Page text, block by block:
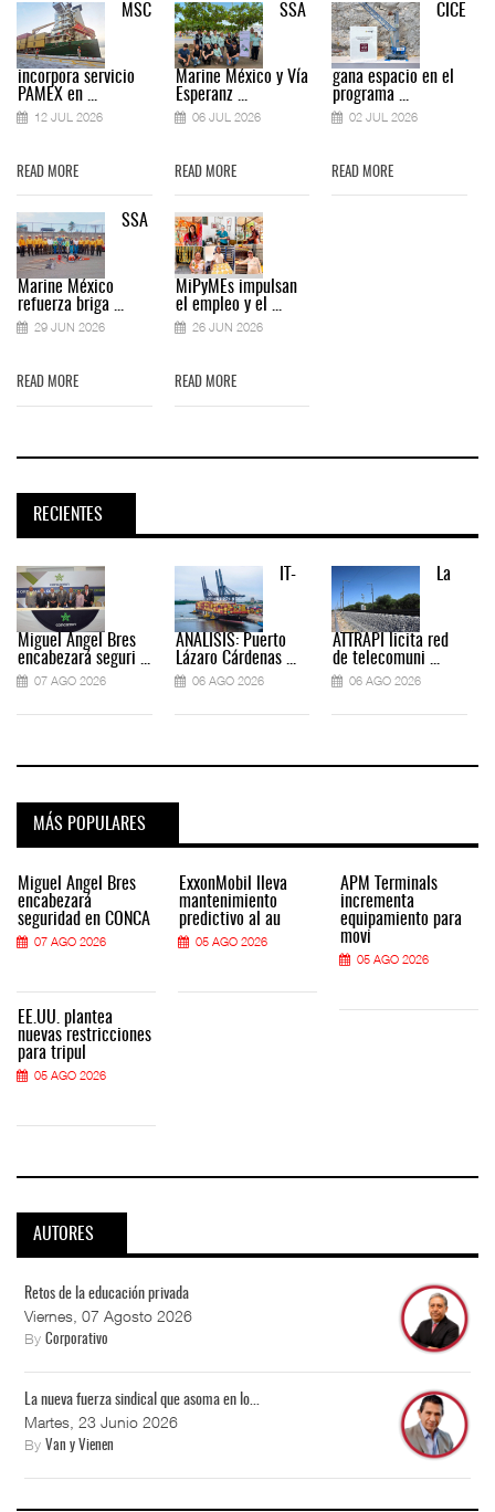
MSC
incorpora servicio
PAMEX en ...
12 JUL 2026
READ MORE
SSA
Marine México
refuerza briga ...
29 JUN 2026
READ MORE
SSA
Marine México y Vía
Esperanz ...
06 JUL 2026
READ MORE
MiPyMEs impulsan
el empleo y el ...
26 JUN 2026
READ MORE
CICE
gana espacio en el
programa ...
02 JUL 2026
READ MORE
RECIENTES
Miguel Ángel Bres
encabezará seguri ...
07 AGO 2026
IT-
ANÁLISIS: Puerto
Lázaro Cárdenas ...
06 AGO 2026
La
ATTRAPI licita red
de telecomuni ...
06 AGO 2026
MÁS POPULARES
Miguel Ángel Bres
encabezará
seguridad en CONCA
07 AGO 2026
EE.UU. plantea
nuevas restricciones
para tripul
05 AGO 2026
ExxonMobil lleva
mantenimiento
predictivo al au
05 AGO 2026
APM Terminals
incrementa
equipamiento para
movi
05 AGO 2026
AUTORES
Retos de la educación privada
Viernes, 07 Agosto 2026
By Corporativo
La nueva fuerza sindical que asoma en lo...
Martes, 23 Junio 2026
By Van y Vienen